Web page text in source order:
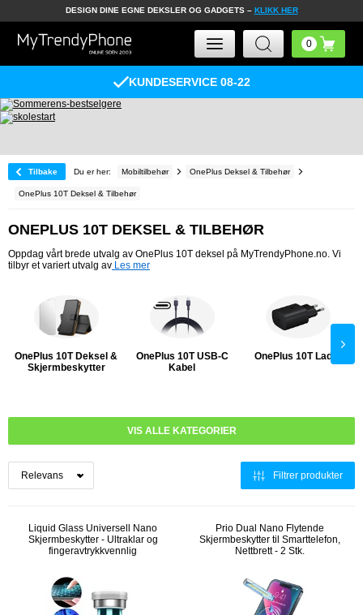
DESIGN DINE EGNE DEKSLER OG GADGETS – KLIKK HER
KUNDESERVICE 08-22
Tilbake Du er her: Mobiltilbehør OnePlus Deksel & Tilbehør
OnePlus 10T Deksel & Tilbehør
ONEPLUS 10T DEKSEL & TILBEHØR
Oppdag vårt brede utvalg av OnePlus 10T deksel på MyTrendyPhone.no. Vi
tilbyr et variert utvalg av Les mer
OnePlus 10T Deksel &
Skjermbeskytter
OnePlus 10T USB-C
Kabel
OnePlus 10T Lader
VIS ALLE KATEGORIER
Filtrer produkter
Liquid Glass Universell Nano
Skjermbeskytter - Ultraklar og
fingeravtrykkvennlig
Prio Dual Nano Flytende
Skjermbeskytter til Smarttelefon,
Nettbrett - 2 Stk.